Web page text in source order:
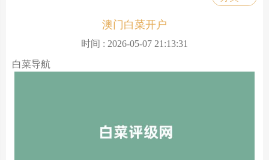
澳门白菜开户
时间 : 2026-05-07 21:13:31
白菜导航